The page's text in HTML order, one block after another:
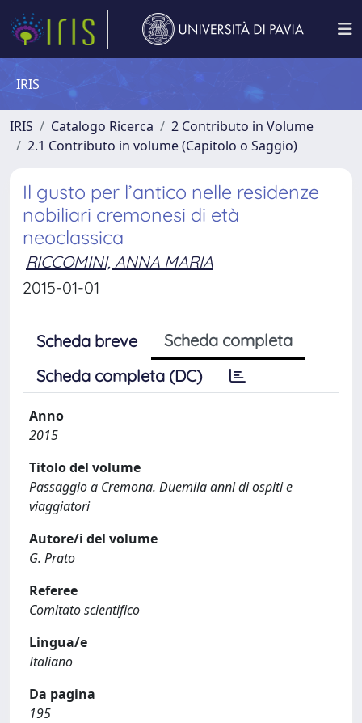
IRIS
IRIS Catalogo Ricerca
2 Contributo in Volume
2.1 Contributo in volume (Capitolo o Saggio)
Il gusto per l’antico nelle residenze
nobiliari cremonesi di età
neoclassica
RICCOMINI, ANNA MARIA
2015-01-01
Scheda breve
Scheda completa
Scheda completa (DC)
Anno
2015
Titolo del volume
Passaggio a Cremona. Duemila anni di ospiti e
viaggiatori
Autore/i del volume
G. Prato
Referee
Comitato scientifico
Lingua/e
Italiano
Da pagina
195